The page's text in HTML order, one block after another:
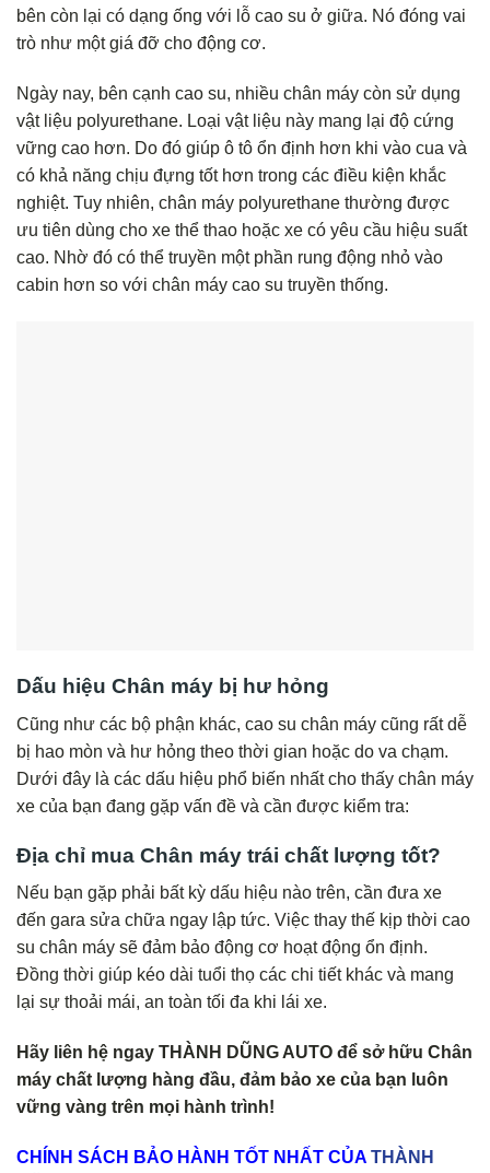
bên còn lại có dạng ống với lỗ cao su ở giữa. Nó đóng vai
trò như một giá đỡ cho động cơ.
Ngày nay, bên cạnh cao su, nhiều chân máy còn sử dụng
vật liệu polyurethane. Loại vật liệu này mang lại độ cứng
vững cao hơn. Do đó giúp ô tô ổn định hơn khi vào cua và
có khả năng chịu đựng tốt hơn trong các điều kiện khắc
nghiệt. Tuy nhiên, chân máy polyurethane thường được
ưu tiên dùng cho xe thể thao hoặc xe có yêu cầu hiệu suất
cao. Nhờ đó có thể truyền một phần rung động nhỏ vào
cabin hơn so với chân máy cao su truyền thống.
Dấu hiệu Chân máy bị hư hỏng
Cũng như các bộ phận khác, cao su chân máy cũng rất dễ
bị hao mòn và hư hỏng theo thời gian hoặc do va chạm.
Dưới đây là các dấu hiệu phổ biến nhất cho thấy chân máy
xe của bạn đang gặp vấn đề và cần được kiểm tra:
Địa chỉ mua Chân máy trái chất lượng tốt?
Nếu bạn gặp phải bất kỳ dấu hiệu nào trên, cần đưa xe
đến gara sửa chữa ngay lập tức. Việc thay thế kịp thời cao
su chân máy sẽ đảm bảo động cơ hoạt động ổn định.
Đồng thời giúp kéo dài tuổi thọ các chi tiết khác và mang
lại sự thoải mái, an toàn tối đa khi lái xe.
Hãy liên hệ ngay THÀNH DŨNG AUTO để sở hữu Chân
máy chất lượng hàng đầu, đảm bảo xe của bạn luôn
vững vàng trên mọi hành trình!
CHÍNH SÁCH BẢO HÀNH TỐT NHẤT CỦA THÀNH